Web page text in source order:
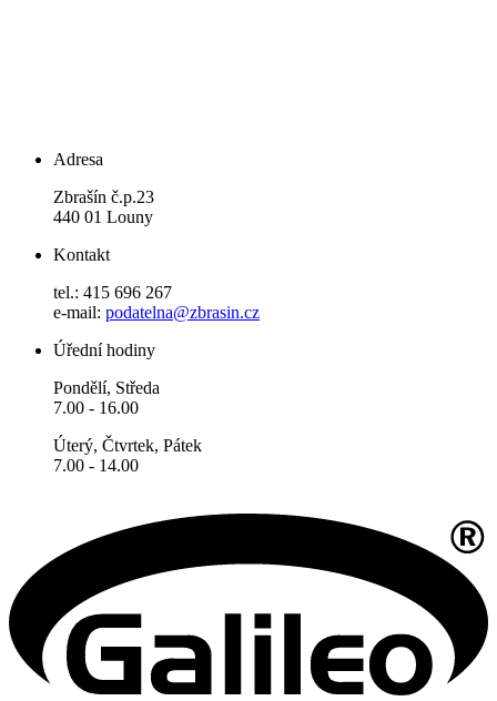
Adresa
Zbrašín č.p.23
440 01 Louny
Kontakt
tel.: 415 696 267
e-mail: podatelna@zbrasin.cz
Úřední hodiny
Pondělí, Středa
7.00 - 16.00
Úterý, Čtvrtek, Pátek
7.00 - 14.00